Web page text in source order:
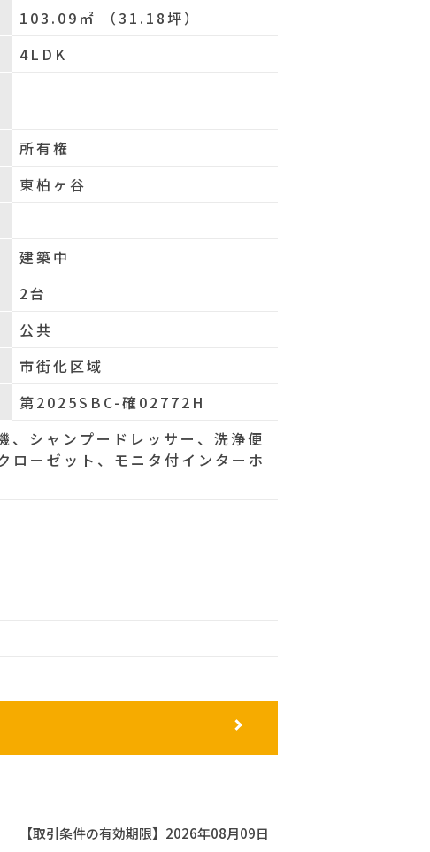
103.09㎡ （31.18坪）
4LDK
所有権
東柏ヶ谷
建築中
2台
公共
市街化区域
第2025SBC-確02772H
、シャンプードレッサー、洗浄便
ローゼット、モニタ付インターホ
【取引条件の有効期限】2026年08月09日